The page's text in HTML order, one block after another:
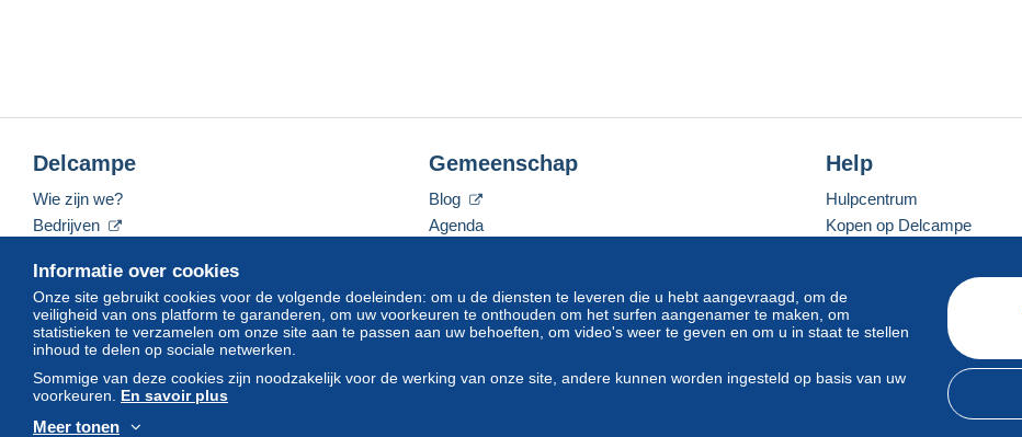
Informatie over cookies
Onze site gebruikt cookies voor de volgende doeleinden: om u de diensten te leveren die u hebt aangevraagd, om de
veiligheid van ons platform te garanderen, om uw voorkeuren te onthouden om het surfen aangenamer te maken, om
statistieken te verzamelen om onze site aan te passen aan uw behoeften, om video's weer te geven en om u in staat te stellen
inhoud te delen op sociale netwerken.
Sommige van deze cookies zijn noodzakelijk voor de werking van onze site, andere kunnen worden ingesteld op basis van uw
voorkeuren. En savoir plus
Meer tonen
Delcampe
Wie zijn we?
Bedrijven
Neem contact met ons op
Gemeenschap
Blog
Agenda
Help
Hulpcentrum
Kopen op Delcampe
Een beveiligde website
© Delcampe International srl. Alle rechten voorbehouden.